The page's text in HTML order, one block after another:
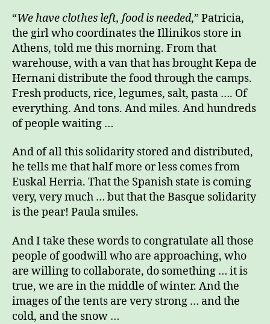
“We have clothes left, food is needed,” Patricia,
the girl who coordinates the Illinikos store in
Athens, told me this morning. From that
warehouse, with a van that has brought Kepa de
Hernani distribute the food through the camps.
Fresh products, rice, legumes, salt, pasta …. Of
everything. And tons. And miles. And hundreds
of people waiting …
And of all this solidarity stored and distributed,
he tells me that half more or less comes from
Euskal Herria. That the Spanish state is coming
very, very much … but that the Basque solidarity
is the pear! Paula smiles.
And I take these words to congratulate all those
people of goodwill who are approaching, who
are willing to collaborate, do something … it is
true, we are in the middle of winter. And the
images of the tents are very strong … and the
cold, and the snow …